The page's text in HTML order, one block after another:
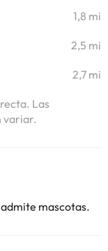
1,8 mi
2,5 mi
2,7 mi
Las
variar.
mascotas.